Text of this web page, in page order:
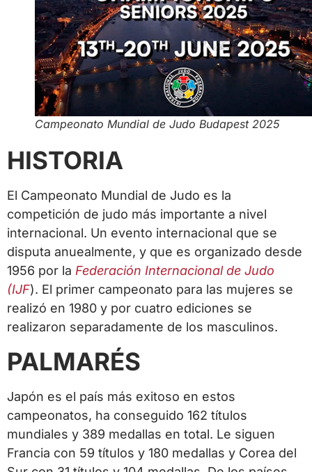
Campeonato Mundial de Judo Budapest 2025
HISTORIA
El Campeonato Mundial de Judo es la
competición de judo más importante a nivel
internacional. Un evento internacional que se
disputa anuealmente, y que es organizado desde
1956 por la Federación Internacional de Judo
(IJF). El primer campeonato para las mujeres se
realizó en 1980 y por cuatro ediciones se
realizaron separadamente de los masculinos.
PALMARÉS
Japón es el país más exitoso en estos
campeonatos, ha conseguido 162 títulos
mundiales y 389 medallas en total. Le siguen
Francia con 59 títulos y 180 medallas y Corea del